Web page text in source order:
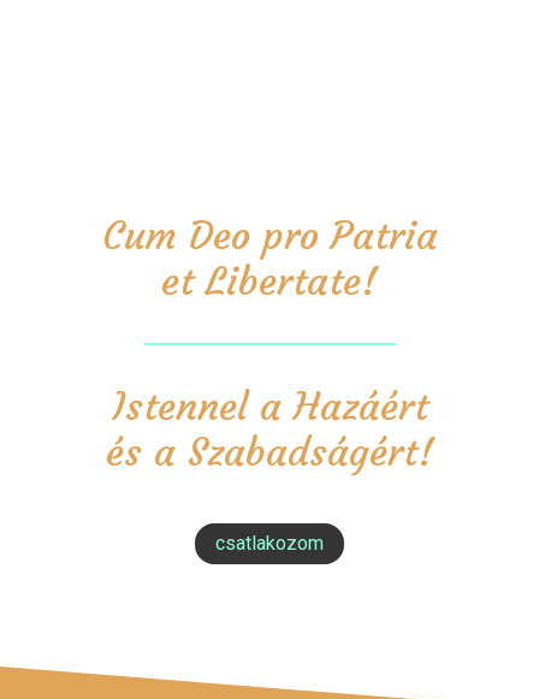
Cum Deo pro Patria
et Libertate!
Istennel a Hazáért
és a Szabadságért!
csatlakozom